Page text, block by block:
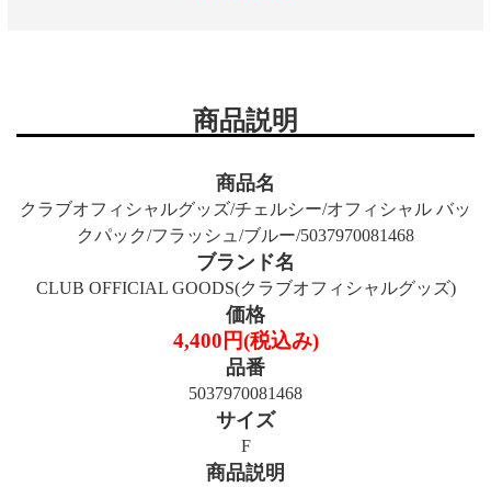
商品説明
商品名
クラブオフィシャルグッズ/チェルシー/オフィシャル バッ
クパック/フラッシュ/ブルー/5037970081468
ブランド名
CLUB OFFICIAL GOODS(クラブオフィシャルグッズ)
価格
4,400円(税込み)
品番
5037970081468
サイズ
F
商品説明